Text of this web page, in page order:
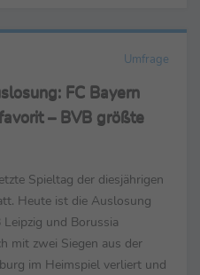
Umfrage
FC Bayern
– BVB größte
Spieltag der diesjährigen
Heute ist die Auslosung
und Borussia
mit zwei Siegen aus der
im Heimspiel verliert und